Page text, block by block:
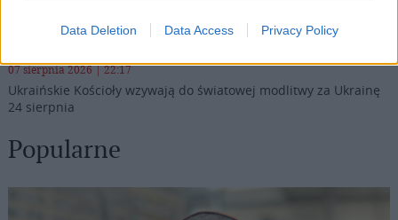
Data Deletion Data Access Privacy Policy
Narodowy Bank Ukrainy wyemituje monetę upamiętniającą Jana
07 sierpnia 2026 | 22:17
Ukraińskie Kościoły wzywają do światowej modlitwy za Ukrainę
24 sierpnia
Popularne